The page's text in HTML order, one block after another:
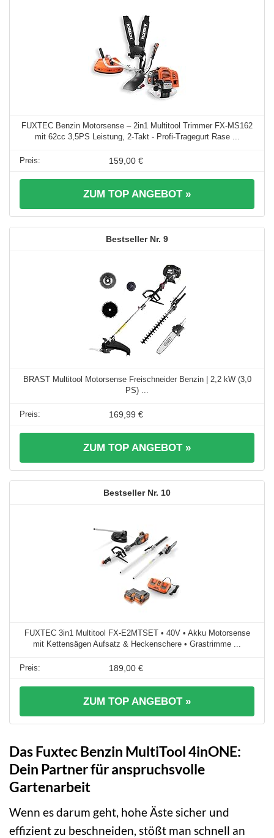
FUXTEC Benzin Motorsense – 2in1 Multitool Trimmer FX-MS162
mit 62cc 3,5PS Leistung, 2-Takt - Profi-Tragegurt Rase ...
159,00 €
ZUM TOP ANGEBOT »
9
BRAST Multitool Motorsense Freischneider Benzin | 2,2 kW (3,0
PS) ...
169,99 €
ZUM TOP ANGEBOT »
10
FUXTEC 3in1 Multitool FX-E2MTSET • 40V • Akku Motorsense
mit Kettensägen Aufsatz & Heckenschere • Grastrimme ...
189,00 €
ZUM TOP ANGEBOT »
Das Fuxtec Benzin MultiTool 4inONE:
Dein Partner für anspruchsvolle
Gartenarbeit
Wenn es darum geht, hohe Äste sicher und
effizient zu beschneiden, stößt man schnell an